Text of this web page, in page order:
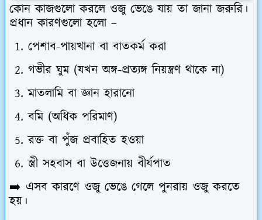
কোন কাজগুলো করলে ওজু ভেঙে যায় তা জানা জরুরি।
প্রধান কারণগুলো হলো –
পেশাব-পায়খানা বা বাতকর্ম করা
গভীর ঘুম (যখন অঙ্গ-প্রত্যঙ্গ নিয়ন্ত্রণ থাকে না)
মাতলামি বা জ্ঞান হারানো
বমি (অধিক পরিমাণ)
রক্ত বা পুঁজ প্রবাহিত হওয়া
স্ত্রী সহবাস বা উত্তেজনায় বীর্যপাত
➡️ এসব কারণে ওজু ভেঙে গেলে পুনরায় ওজু করতে
হয়।